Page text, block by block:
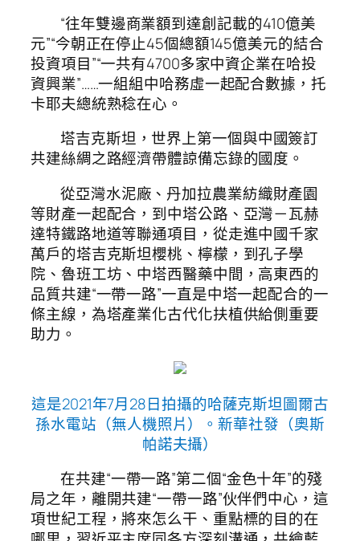
“往年雙邊商業額到達創記載的410億美
元”“今朝正在停止45個總額145億美元的結合
投資項目”“一共有4700多家中資企業在哈投
資興業”……一組組中哈務虛一起配合數據，托
卡耶夫總統熟稔在心。
塔吉克斯坦，世界上第一個與中國簽訂
共建絲綢之路經濟帶體諒備忘錄的國度。
從亞灣水泥廠、丹加拉農業紡織財產園
等財產一起配合，到中塔公路、亞灣－瓦赫
達特鐵路地道等聯通項目，從走進中國千家
萬戶的塔吉克斯坦櫻桃、檸檬，到孔子學
院、魯班工坊、中塔西醫藥中間，高東西的
品質共建“一帶一路”一直是中塔一起配合的一
條主線，為塔產業化古代化扶植供給側重要
助力。
這是2021年7月28日拍攝的哈薩克斯坦圖爾古
孫水電站（無人機照片）。新華社發（奧斯
帕諾夫攝）
在共建“一帶一路”第二個“金色十年”的殘
局之年，離開共建“一帶一路”伙伴們中心，這
項世紀工程，將來怎么干、重點標的目的在